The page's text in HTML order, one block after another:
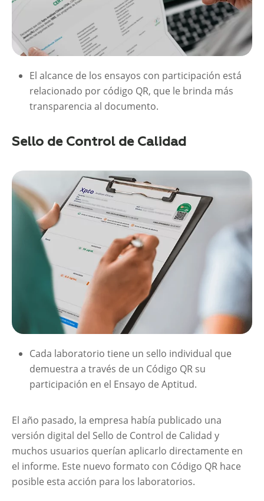
El alcance de los ensayos con participación está
relacionado por código QR, que le brinda más
transparencia al documento.
Sello de Control de Calidad
Cada laboratorio tiene un sello individual que
demuestra a través de un Código QR su
participación en el Ensayo de Aptitud.
El año pasado, la empresa había publicado una
versión digital del Sello de Control de Calidad y
muchos usuarios querían aplicarlo directamente en
el informe. Este nuevo formato con Código QR hace
posible esta acción para los laboratorios.